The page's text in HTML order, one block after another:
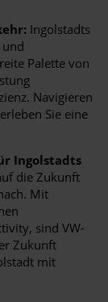
Ingolstadts
Palette von
Navigieren
Sie eine
Ingolstadts
die Zukunft
Mit
sind VW-
Zukunft
mit